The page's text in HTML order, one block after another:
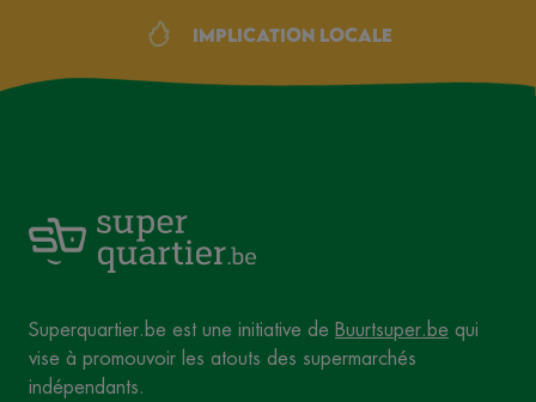
Implication locale
Superquartier.be est une initiative de Buurtsuper.be qui
vise à promouvoir les atouts des supermarchés
indépendants.